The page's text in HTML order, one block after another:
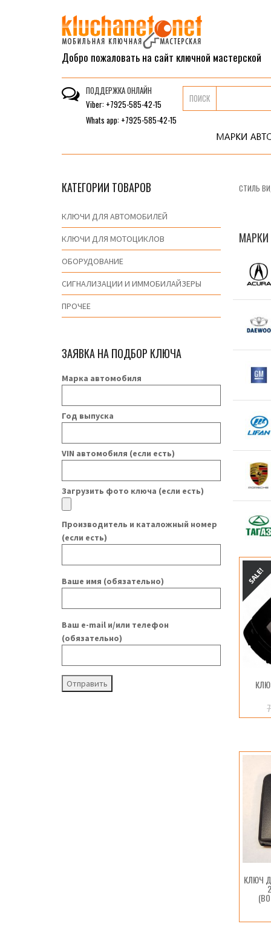
Добро пожаловать на сайт ключной мастерской
ПОДДЕРЖКА ОНЛАЙН
Viber: +7925-585-42-15
Whats app: +7925-585-42-15
ПОИСК
СТИЛЬ
КЛЮЧ
КАТЕГОРИИ ТОВАРОВ
КЛЮЧИ ДЛЯ АВТОМОБИЛЕЙ
КЛЮЧИ ДЛЯ МОТОЦИКЛОВ
ОБОРУДОВАНИЕ
СИГНАЛИЗАЦИИ И ИММОБИЛАЙЗЕРЫ
ПРОЧЕЕ
ЗАЯВКА НА ПОДБОР КЛЮЧА
Марка автомобиля
Год выпуска
VIN автомобиля (если есть)
Загрузить фото ключа (если есть)
Производитель и каталожный номер
(если есть)
Ваше имя (обязательно)
Ваш e-mail и/или телефон
(обязательно)